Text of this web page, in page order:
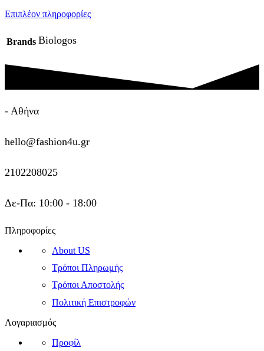
Επιπλέον πληροφορίες
Brands Biologos
- Αθήνα
hello@fashion4u.gr
2102208025
Δε-Πα: 10:00 - 18:00
Πληροφορίες
About US
Τρόποι Πληρωμής
Τρόποι Αποστολής
Πολιτική Επιστροφών
Λογαριασμός
Προφίλ